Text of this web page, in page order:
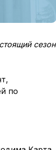
сезон
по